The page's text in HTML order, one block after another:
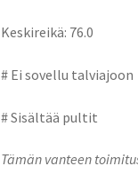
Keskireikä: 76.0
# Ei sovellu talviajoon
# Sisältää pultit
Tämän vanteen